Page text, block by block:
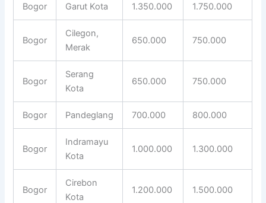
Bogor Garut Kota 1.350.000 1.750.000
Bogor
Cilegon,
Merak
650.000 750.000
Bogor
Serang
Kota
650.000 750.000
Bogor Pandeglang 700.000 800.000
Bogor
Indramayu
Kota
1.000.000 1.300.000
Bogor
Cirebon
Kota
1.200.000 1.500.000